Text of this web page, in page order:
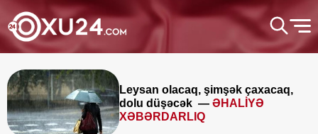
Leysan olacaq, şimşək çaxacaq,
dolu düşəcək — ƏHALİYƏ
XƏBƏRDARLIQ